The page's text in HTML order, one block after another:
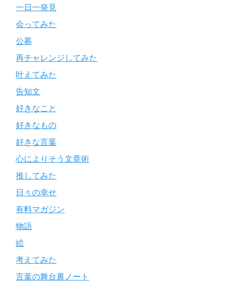
一日一発見
会ってみた
公募
再チャレンジしてみた
叶えてみた
告知文
好きなこと
好きなもの
好きな言葉
心によりそう文章術
推してみた
日々の幸せ
有料マガジン
物語
絵
考えてみた
言葉の舞台裏ノート